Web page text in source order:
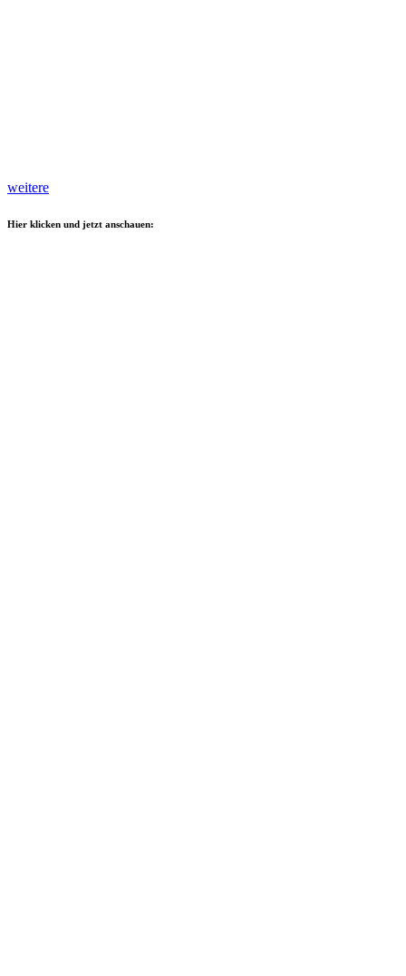
weitere
Hier klicken und jetzt anschauen: